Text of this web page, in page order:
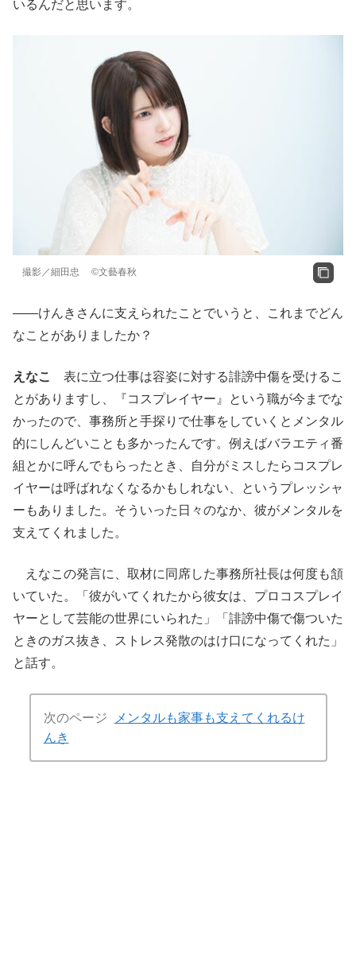
いるんだと思います。
撮影／細田忠 ©文藝春秋
——けんきさんに支えられたことでいうと、これまでどん
なことがありましたか？
えなこ
表に立つ仕事は容姿に対する誹謗中傷を受けるこ
とがありますし、『コスプレイヤー』という職が今までな
かったので、事務所と手探りで仕事をしていくとメンタル
的にしんどいことも多かったんです。例えばバラエティ番
組とかに呼んでもらったとき、自分がミスしたらコスプレ
イヤーは呼ばれなくなるかもしれない、というプレッシャ
ーもありました。そういった日々のなか、彼がメンタルを
支えてくれました。
えなこの発言に、取材に同席した事務所社長は何度も頷
いていた。「彼がいてくれたから彼女は、プロコスプレイ
ヤーとして芸能の世界にいられた」「誹謗中傷で傷ついた
ときのガス抜き、ストレス発散のはけ口になってくれた」
と話す。
次のページ
メンタルも家事も支えてくれるけ
んき